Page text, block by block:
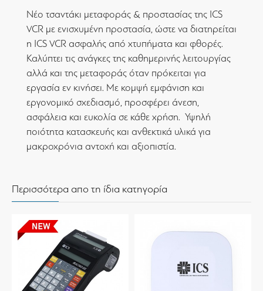
Νέο τσαντάκι μεταφοράς & προστασίας της ICS
VCR με ενισχυμένη προστασία, ώστε να διατηρείται
η ICS VCR ασφαλής από χτυπήματα και φθορές.
Καλύπτει τις ανάγκες της καθημερινής λειτουργίας
αλλά και της μεταφοράς όταν πρόκειται για
εργασία εν κινήσει. Με κομψή εμφάνιση και
εργονομικό σχεδιασμό, προσφέρει άνεση,
ασφάλεια και ευκολία σε κάθε χρήση. Υψηλή
ποιότητα κατασκευής και ανθεκτικά υλικά για
μακροχρόνια αντοχή και αξιοπιστία.
Περισσότερα απο τη ίδια κατηγορία